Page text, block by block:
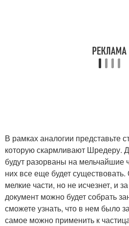
В рамках аналогии представьте
которую скармливают Шредеру.
будут разорваны на
них все еще будет
мелкие части, но не исчезнет, и
документ можно будет собрать
сможете узнать, что в нем было
самое можно применить к